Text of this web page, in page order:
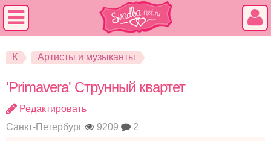
К Артисты и музыканты
'Primavera' Струнный квартет
Редактировать
Санкт-Петербург
9209 2